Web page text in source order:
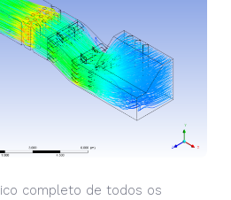
completo de todos os